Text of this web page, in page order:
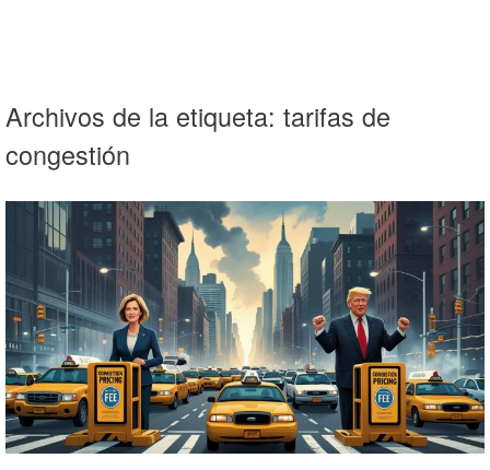
Archivos de la etiqueta: tarifas de
congestión